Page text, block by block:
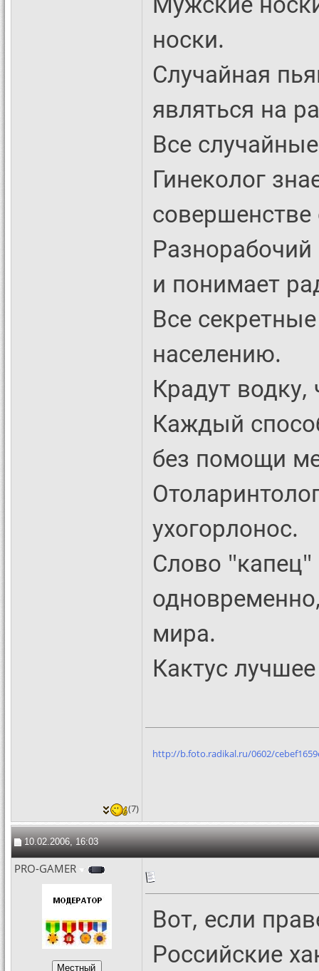
носки.
Случайная
являться на
Все
Гинеколог
совершенстве
и понимает
Все
населению.
Крадут
Каждый
без помощи
ухогорлонос.
Слово
мира.
Кактус
http://b.foto.radikal.ru/0602/
(7)
10.02.2006, 16:03
PRO-GAMER
Вот, если
Российские